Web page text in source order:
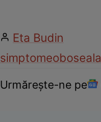
Eta Budin
simptomeoboseala
Urmărește-ne pe